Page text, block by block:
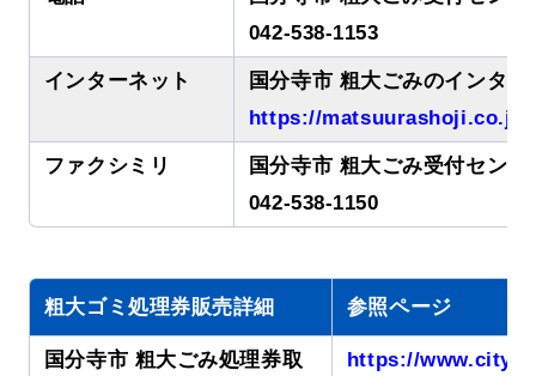
042-538-1153
インターネット
国分寺市 粗大ごみのインター
https://
ファクシミリ
国分寺市 粗大ごみ受付センタ
042-538-1150
粗大ゴミ処理券販売詳細 参照ページ
国分寺市 粗大ごみ処理券取
https://